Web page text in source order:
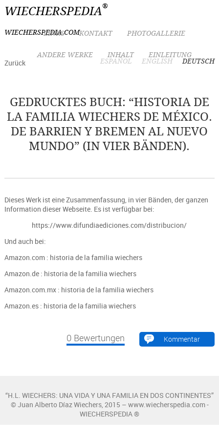
WIECHERSPEDIA®
WIECHERSPEDIA.COM
LINKS KONTAKT PHOTOGALLERIE
ANDERE WERKE INHALT EINLEITUNG
DEUTSCH
ENGLISH
ESPAÑOL
Zurück
GEDRUCKTES BUCH: “HISTORIA DE
LA FAMILIA WIECHERS DE MÉXICO.
DE BARRIEN Y BREMEN AL NUEVO
MUNDO” (IN VIER BÄNDEN).
Dieses Werk ist eine Zusammenfassung, in vier Bänden, der ganzen
Information dieser Webseite. Es ist verfügbar bei:
https://www.difundiaediciones.com/distribucion/
Und auch bei:
Amazon.com : historia de la familia wiechers
Amazon.de : historia de la familia wiechers
Amazon.com.mx : historia de la familia wiechers
Amazon.es : historia de la familia wiechers
Kommentar
0 Bewertungen
“H.L. WIECHERS: UNA VIDA Y UNA FAMILIA EN DOS CONTINENTES”
© Juan Alberto Díaz Wiechers, 2015 – www.wiecherspedia.com -
WIECHERSPEDIA ®